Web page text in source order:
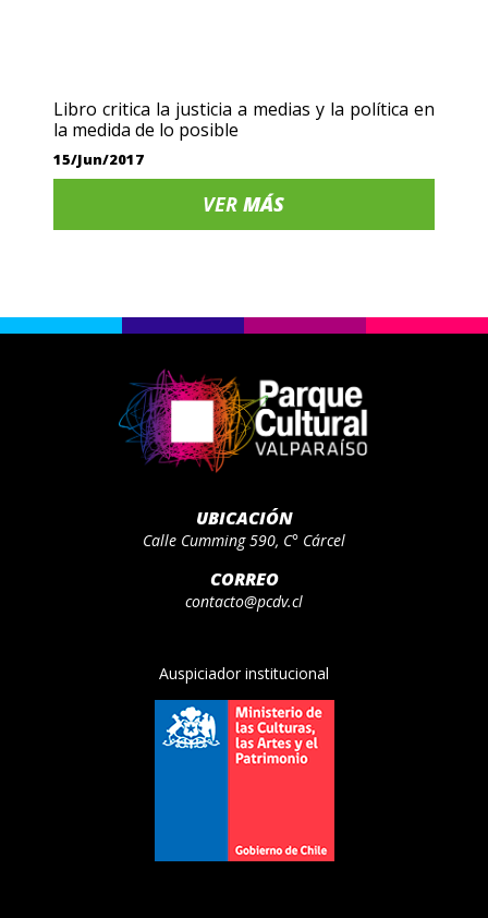
Libro critica la justicia a medias y la política en
la medida de lo posible
15/Jun/2017
VERMÁS
UBICACIÓN
Calle Cumming 590, C° Cárcel
CORREO
contacto@pcdv.cl
Auspiciador institucional